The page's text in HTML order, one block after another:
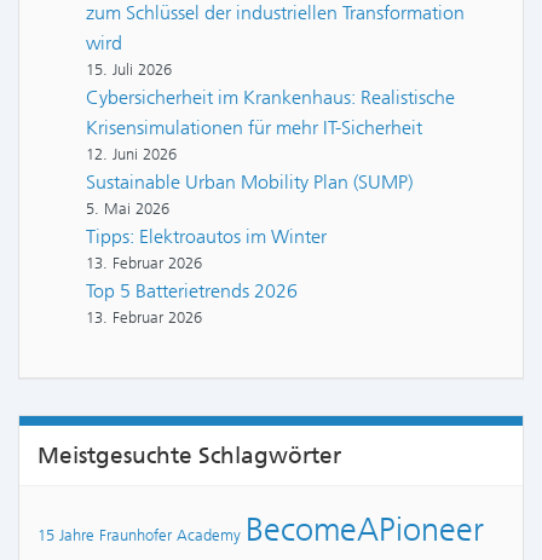
zum Schlüssel der industriellen Transformation
wird
15. Juli 2026
Cybersicherheit im Krankenhaus: Realistische
Krisensimulationen für mehr IT-Sicherheit
12. Juni 2026
Sustainable Urban Mobility Plan (SUMP)
5. Mai 2026
Tipps: Elektroautos im Winter
13. Februar 2026
Top 5 Batterietrends 2026
13. Februar 2026
Meistgesuchte Schlagwörter
15 Jahre Fraunhofer Academy BecomeAPioneer